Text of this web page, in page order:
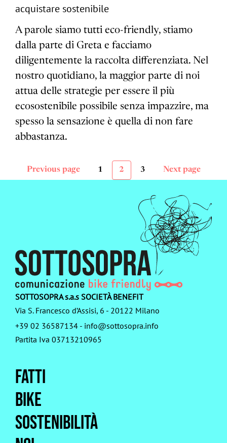
acquistare sostenibile
A parole siamo tutti eco-friendly, stiamo
dalla parte di Greta e facciamo
diligentemente la raccolta differenziata. Nel
nostro quotidiano, la maggior parte di noi
attua delle strategie per essere il più
ecosostenibile possibile senza impazzire, ma
spesso la sensazione è quella di non fare
abbastanza.
Paginazione
articoli
Previous page
Page
1
Page
2
3 Next page
Fatti
Bike
Sostenibilità
SOTTOSOPRA s.a.s SOCIETÀ BENEFIT
Via S. Francesco d’Assisi, 6 - 20122 Milano
+39 02 36587134 - info@sottosopra.info
Partita Iva 03713210965